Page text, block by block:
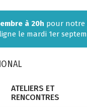
à 20h pour notre
le mardi 1er
ATELIERS ET
RENCONTRES